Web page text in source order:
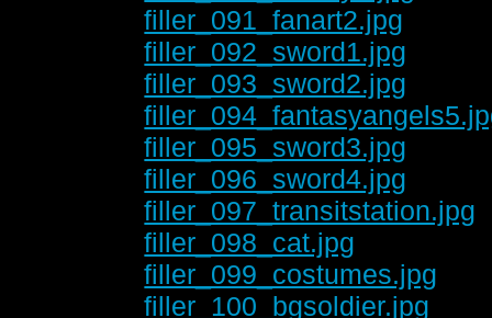
filler_091_fanart2.jpg
filler_092_sword1.jpg
filler_093_sword2.jpg
filler_095_sword3.jpg
filler_096_sword4.jpg
filler_097_transitstation.jpg
filler_098_cat.jpg
filler_099_costumes.jpg
filler_100_bgsoldier.jpg